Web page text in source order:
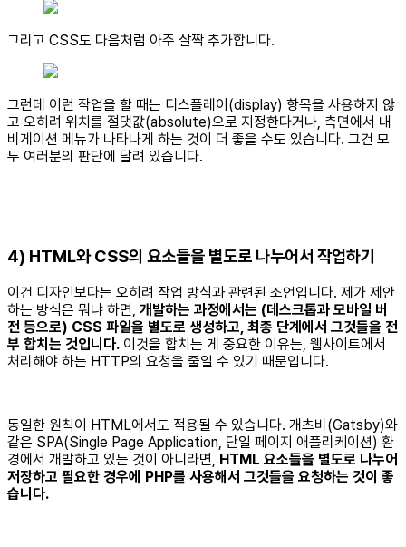
그리고 CSS도 다음처럼 아주 살짝 추가합니다.
그런데 이런 작업을 할 때는 디스플레이(display) 항목을 사용하지 않
고 오히려 위치를 절댓값(absolute)으로 지정한다거나, 측면에서 내
비게이션 메뉴가 나타나게 하는 것이 더 좋을 수도 있습니다. 그건 모
두 여러분의 판단에 달려 있습니다.
4) HTML와 CSS의 요소들을 별도로 나누어서 작업하기
이건 디자인보다는 오히려 작업 방식과 관련된 조언입니다. 제가 제안
하는 방식은 뭐냐 하면, 개발하는 과정에서는 (데스크톱과 모바일 버
전 등으로) CSS 파일을 별도로 생성하고, 최종 단계에서 그것들을 전
부 합치는 것입니다. 이것을 합치는 게 중요한 이유는, 웹사이트에서
처리해야 하는 HTTP의 요청을 줄일 수 있기 때문입니다.
동일한 원칙이 HTML에서도 적용될 수 있습니다. 개츠비(Gatsby)와
같은 SPA(Single Page Application, 단일 페이지 애플리케이션) 환
경에서 개발하고 있는 것이 아니라면, HTML 요소들을 별도로 나누어
저장하고 필요한 경우에 PHP를 사용해서 그것들을 요청하는 것이 좋
습니다.